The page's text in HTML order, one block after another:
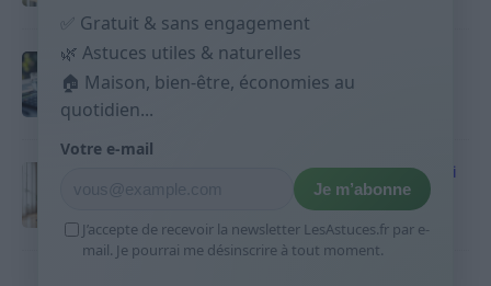
Budget mensuel : méthode rapide pour
répartir son salaire dès le jour de paie
9 avril 2026
Sport 10 minutes par jour est-ce utile et quoi
9 avril 2026
✅ Gratuit & sans engagement
🌿 Astuces utiles & naturelles
🏠 Maison, bien-être, économies au
quotidien...
Votre e-mail
Je m’abonne
J’accepte de recevoir la newsletter LesAstuces.fr par e-
mail. Je pourrai me désinscrire à tout moment.